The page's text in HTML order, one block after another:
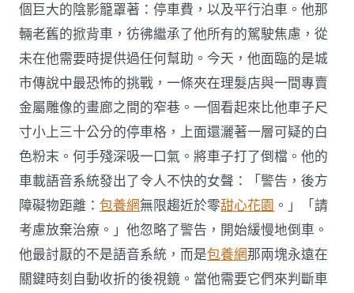
個巨大的陰影籠罩著：停車費，以及平行泊車。他那
輛老舊的掀背車，彷彿繼承了他所有的駕駛焦慮，從
未在他需要時提供過任何幫助。今天，他面臨的是城
市傳說中最恐怖的挑戰，一條夾在理髮店與一間專賣
金屬雕像的畫廊之間的窄巷。一個看起來比他車子尺
寸小上三十公分的停車格，上面還灑著一層可疑的白
色粉末。何手殘深吸一口氣。將車子打了倒檔。他的
車載語音系統發出了令人不快的女聲：「警告，後方
障礙物距離：包養網無限趨近於零甜心花園 。」「請
考慮放棄治療。」他忽略了警告，開始緩慢地倒車。
他最討厭的不是語音系統，而是包養網那兩塊永遠在
關鍵時刻自動收折的後視鏡。當他需要它們來判斷車